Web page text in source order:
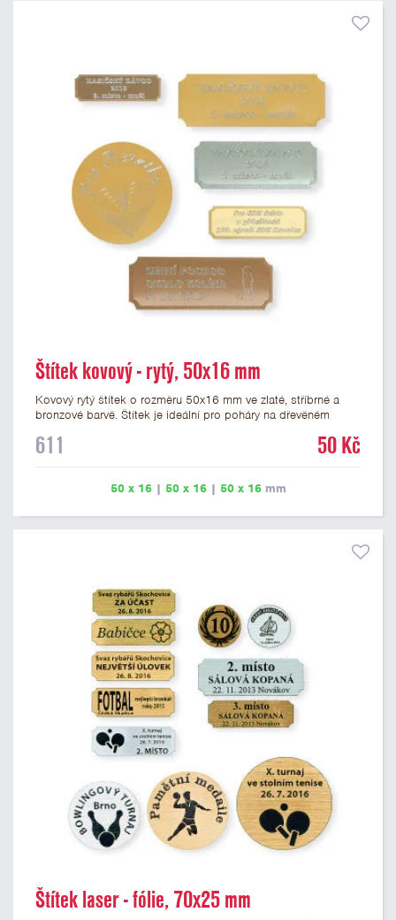
Štítek kovový - rytý, 50x16 mm
Kovový rytý štítek o rozměru 50x16 mm ve zlaté, stříbrné a
bronzové barvě. Štítek je ideální pro poháry na dřevěném
nebo text. U textu doporučujeme maximálně 3 řádky, aby byla
možné přiložit v prvním kroku objednávky.
611 50 Kč
50 x 16| 50 x 16| 50 x 16mm
Štítek laser - fólie, 70x25 mm